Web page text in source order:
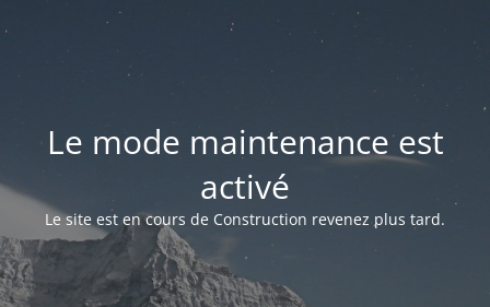
Le mode maintenance est
activé
Le site est en cours de Construction revenez plus tard.